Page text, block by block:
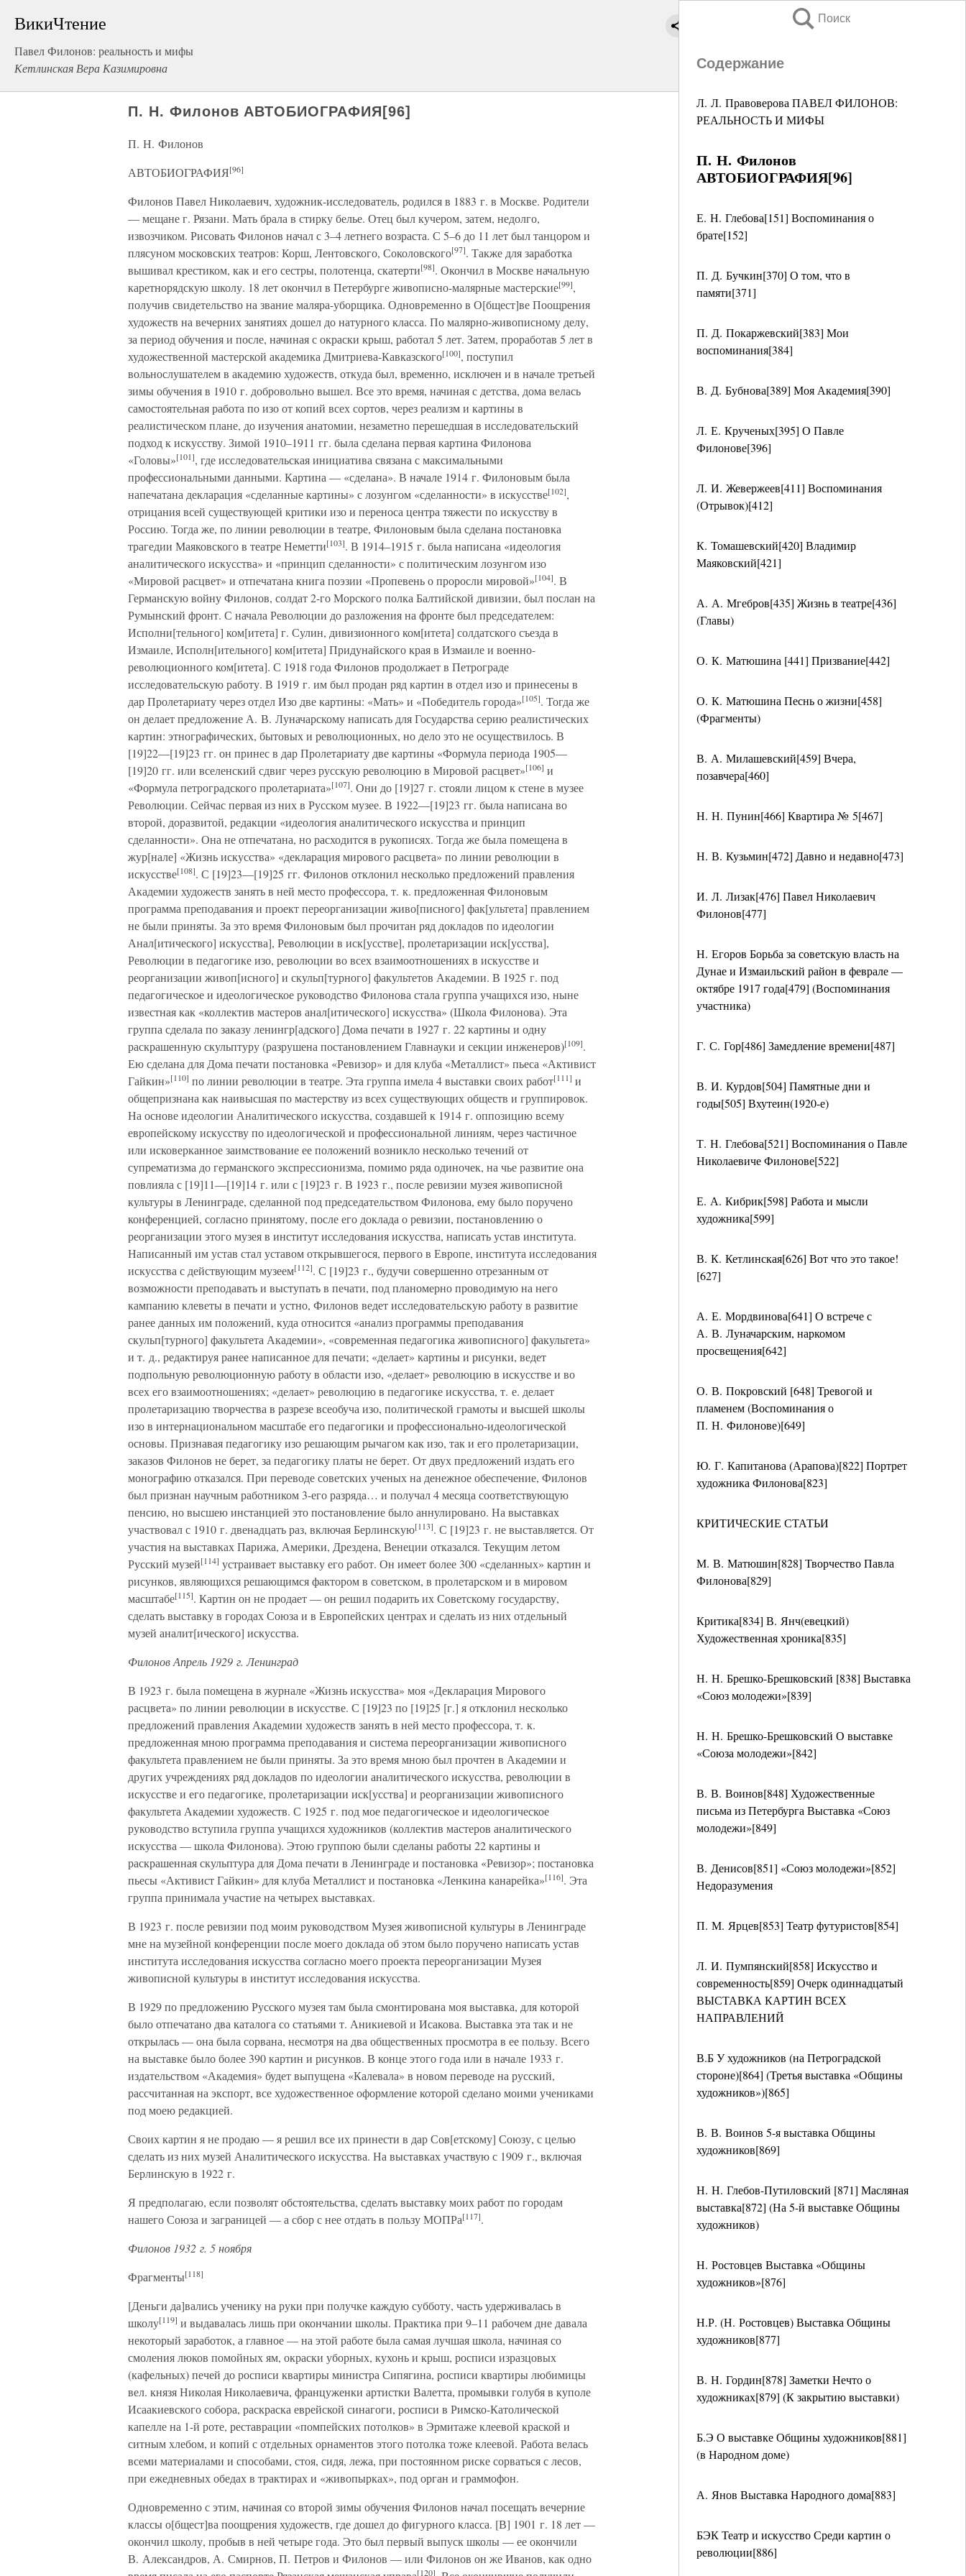
ВикиЧтение
Павел Филонов: реальность и мифы
Кетлинская Вера Казимировна
Поиск
Содержание
Л. Л. Правоверова ПАВЕЛ ФИЛОНОВ:
РЕАЛЬНОСТЬ И МИФЫ
П. Н. Филонов
АВТОБИОГРАФИЯ[96]
Е. Н. Глебова[151] Воспоминания о
брате[152]
П. Д. Бучкин[370] О том, что в
памяти[371]
П. Д. Покаржевский[383] Мои
воспоминания[384]
В. Д. Бубнова[389] Моя Академия[390]
Л. Е. Крученых[395] О Павле
Филонове[396]
Л. И. Жевержеев[411] Воспоминания
(Отрывок)[412]
К. Томашевский[420] Владимир
Маяковский[421]
А. А. Мгебров[435] Жизнь в театре[436]
(Главы)
О. К. Матюшина [441] Призвание[442]
О. К. Матюшина Песнь о жизни[458]
(Фрагменты)
В. А. Милашевский[459] Вчера,
позавчера[460]
Н. Н. Пунин[466] Квартира № 5[467]
Н. В. Кузьмин[472] Давно и недавно[473]
И. Л. Лизак[476] Павел Николаевич
Филонов[477]
Н. Егоров Борьба за советскую власть на
Дунае и Измаильский район в феврале —
октябре 1917 года[479] (Воспоминания
участника)
Г. С. Гор[486] Замедление времени[487]
В. И. Курдов[504] Памятные дни и
годы[505] Вхутеин(1920-е)
Т. Н. Глебова[521] Воспоминания о Павле
Николаевиче Филонове[522]
Е. А. Кибрик[598] Работа и мысли
художника[599]
В. К. Кетлинская[626] Вот что это такое!
[627]
А. Е. Мордвинова[641] О встрече с
А. В. Луначарским, наркомом
просвещения[642]
О. В. Покровский [648] Тревогой и
пламенем (Воспоминания о
П. Н. Филонове)[649]
Ю. Г. Капитанова (Арапова)[822] Портрет
художника Филонова[823]
КРИТИЧЕСКИЕ СТАТЬИ
М. В. Матюшин[828] Творчество Павла
Филонова[829]
Критика[834] В. Янч(евецкий)
Художественная хроника[835]
Н. Н. Брешко-Брешковский [838] Выставка
«Союз молодежи»[839]
Н. Н. Брешко-Брешковский О выставке
«Союза молодежи»[842]
В. В. Воинов[848] Художественные
письма из Петербурга Выставка «Союз
молодежи»[849]
В. Денисов[851] «Союз молодежи»[852]
Недоразумения
П. М. Ярцев[853] Театр футуристов[854]
Л. И. Пумпянский[858] Искусство и
современность[859] Очерк одиннадцатый
ВЫСТАВКА КАРТИН ВСЕХ
НАПРАВЛЕНИЙ
В.Б У художников (на Петроградской
стороне)[864] (Третья выставка «Общины
художников»)[865]
В. В. Воинов 5-я выставка Общины
художников[869]
Н. Н. Глебов-Путиловский [871] Масляная
выставка[872] (На 5-й выставке Общины
художников)
Н. Ростовцев Выставка «Общины
художников»[876]
Н.Р. (Н. Ростовцев) Выставка Общины
художников[877]
В. Н. Гордин[878] Заметки Нечто о
художниках[879] (К закрытию выставки)
Б.Э О выставке Общины художников[881]
(в Народном доме)
А. Янов Выставка Народного дома[883]
БЭК Театр и искусство Среди картин о
революции[886]
П. Н. Филонов АВТОБИОГРАФИЯ[96]
П. Н. Филонов
АВТОБИОГРАФИЯ[96]
Филонов Павел Николаевич, художник-исследователь, родился в 1883 г. в Москве. Родители
— мещане г. Рязани. Мать брала в стирку белье. Отец был кучером, затем, недолго,
извозчиком. Рисовать Филонов начал с 3–4 летнего возраста. С 5–6 до 11 лет был танцором и
плясуном московских театров: Корш, Лентовского, Соколовского[97]. Также для заработка
вышивал крестиком, как и его сестры, полотенца, скатерти[98]. Окончил в Москве начальную
каретнорядскую школу. 18 лет окончил в Петербурге живописно-малярные мастерские[99],
получив свидетельство на звание маляра-уборщика. Одновременно в О[бщест]ве Поощрения
художеств на вечерних занятиях дошел до натурного класса. По малярно-живописному делу,
за период обучения и после, начиная с окраски крыш, работал 5 лет. Затем, проработав 5 лет в
художественной мастерской академика Дмитриева-Кавказского[100], поступил
вольнослушателем в академию художеств, откуда был, временно, исключен и в начале третьей
зимы обучения в 1910 г. добровольно вышел. Все это время, начиная с детства, дома велась
самостоятельная работа по изо от копий всех сортов, через реализм и картины в
реалистическом плане, до изучения анатомии, незаметно перешедшая в исследовательский
подход к искусству. Зимой 1910–1911 гг. была сделана первая картина Филонова
«Головы»[101], где исследовательская инициатива связана с максимальными
профессиональными данными. Картина — «сделана». В начале 1914 г. Филоновым была
напечатана декларация «сделанные картины» с лозунгом «сделанности» в искусстве[102],
отрицания всей существующей критики изо и переноса центра тяжести по искусству в
Россию. Тогда же, по линии революции в театре, Филоновым была сделана постановка
трагедии Маяковского в театре Неметти[103]. В 1914–1915 г. была написана «идеология
аналитического искусства» и «принцип сделанности» с политическим лозунгом изо
«Мировой расцвет» и отпечатана книга поэзии «Пропевень о проросли мировой»[104]. В
Германскую войну Филонов, солдат 2-го Морского полка Балтийской дивизии, был послан на
Румынский фронт. С начала Революции до разложения на фронте был председателем:
Исполни[тельного] ком[итета] г. Сулин, дивизионного ком[итета] солдатского съезда в
Измаиле, Исполн[ительного] ком[итета] Придунайского края в Измаиле и военно-
революционного ком[итета]. С 1918 года Филонов продолжает в Петрограде
исследовательскую работу. В 1919 г. им был продан ряд картин в отдел изо и принесены в
дар Пролетариату через отдел Изо две картины: «Мать» и «Победитель города»[105]. Тогда же
он делает предложение А. В. Луначарскому написать для Государства серию реалистических
картин: этнографических, бытовых и революционных, но дело это не осуществилось. В
[19]22—[19]23 гг. он принес в дар Пролетариату две картины «Формула периода 1905—
[19]20 гг. или вселенский сдвиг через русскую революцию в Мировой расцвет»[106] и
«Формула петроградского пролетариата»[107]. Они до [19]27 г. стояли лицом к стене в музее
Революции. Сейчас первая из них в Русском музее. В 1922—[19]23 гг. была написана во
второй, доразвитой, редакции «идеология аналитического искусства и принцип
сделанности». Она не отпечатана, но расходится в рукописях. Тогда же была помещена в
жур[нале] «Жизнь искусства» «декларация мирового расцвета» по линии революции в
искусстве[108]. С [19]23—[19]25 гг. Филонов отклонил несколько предложений правления
Академии художеств занять в ней место профессора, т. к. предложенная Филоновым
программа преподавания и проект переорганизации живо[писного] фак[ультета] правлением
не были приняты. За это время Филоновым был прочитан ряд докладов по идеологии
Анал[итического] искусства], Революции в иск[усстве], пролетаризации иск[усства],
Революции в педагогике изо, революции во всех взаимоотношениях в искусстве и
реорганизации живоп[исного] и скульп[турного] факультетов Академии. В 1925 г. под
педагогическое и идеологическое руководство Филонова стала группа учащихся изо, ныне
известная как «коллектив мастеров анал[итического] искусства» (Школа Филонова). Эта
группа сделала по заказу ленингр[адского] Дома печати в 1927 г. 22 картины и одну
раскрашенную скульптуру (разрушена постановлением Главнауки и секции инженеров)[109].
Ею сделана для Дома печати постановка «Ревизор» и для клуба «Металлист» пьеса «Активист
Гайкин»[110] по линии революции в театре. Эта группа имела 4 выставки своих работ[111] и
общепризнана как наивысшая по мастерству из всех существующих обществ и группировок.
На основе идеологии Аналитического искусства, создавшей к 1914 г. оппозицию всему
европейскому искусству по идеологической и профессиональной линиям, через частичное
или исковерканное заимствование ее положений возникло несколько течений от
супрематизма до германского экспрессионизма, помимо ряда одиночек, на чье развитие она
повлияла с [19]11—[19]14 г. или с [19]23 г. В 1923 г., после ревизии музея живописной
культуры в Ленинграде, сделанной под председательством Филонова, ему было поручено
конференцией, согласно принятому, после его доклада о ревизии, постановлению о
реорганизации этого музея в институт исследования искусства, написать устав института.
Написанный им устав стал уставом открывшегося, первого в Европе, института исследования
искусства с действующим музеем[112]. С [19]23 г., будучи совершенно отрезанным от
возможности преподавать и выступать в печати, под планомерно проводимую на него
кампанию клеветы в печати и устно, Филонов ведет исследовательскую работу в развитие
ранее данных им положений, куда относится «анализ программы преподавания
скульп[турного] факультета Академии», «современная педагогика живописного] факультета»
и т. д., редактируя ранее написанное для печати; «делает» картины и рисунки, ведет
подпольную революционную работу в области изо, «делает» революцию в искусстве и во
всех его взаимоотношениях; «делает» революцию в педагогике искусства, т. е. делает
пролетаризацию творчества в разрезе всеобуча изо, политической грамоты и высшей школы
изо в интернациональном масштабе его педагогики и профессионально-идеологической
основы. Признавая педагогику изо решающим рычагом как изо, так и его пролетаризации,
заказов Филонов не берет, за педагогику платы не берет. От двух предложений издать его
монографию отказался. При переводе советских ученых на денежное обеспечение, Филонов
был признан научным работником 3-его разряда… и получал 4 месяца соответствующую
пенсию, но высшею инстанцией это постановление было аннулировано. На выставках
участвовал с 1910 г. двенадцать раз, включая Берлинскую[113]. С [19]23 г. не выставляется. От
участия на выставках Парижа, Америки, Дрездена, Венеции отказался. Текущим летом
Русский музей[114] устраивает выставку его работ. Он имеет более 300 «сделанных» картин и
рисунков, являющихся решающимся фактором в советском, в пролетарском и в мировом
масштабе[115]. Картин он не продает — он решил подарить их Советскому государству,
сделать выставку в городах Союза и в Европейских центрах и сделать из них отдельный
музей аналит[ического] искусства.
Филонов Апрель 1929 г. Ленинград
В 1923 г. была помещена в журнале «Жизнь искусства» моя «Декларация Мирового
расцвета» по линии революции в искусстве. С [19]23 по [19]25 [г.] я отклонил несколько
предложений правления Академии художеств занять в ней место профессора, т. к.
предложенная мною программа преподавания и система переорганизации живописного
факультета правлением не были приняты. За это время мною был прочтен в Академии и
других учреждениях ряд докладов по идеологии аналитического искусства, революции в
искусстве и его педагогике, пролетаризации иск[усства] и реорганизации живописного
факультета Академии художеств. С 1925 г. под мое педагогическое и идеологическое
руководство вступила группа учащихся художников (коллектив мастеров аналитического
искусства — школа Филонова). Этою группою были сделаны работы 22 картины и
раскрашенная скульптура для Дома печати в Ленинграде и постановка «Ревизор»; постановка
пьесы «Активист Гайкин» для клуба Металлист и постановка «Ленкина канарейка»[116]. Эта
группа принимала участие на четырех выставках.
В 1923 г. после ревизии под моим руководством Музея живописной культуры в Ленинграде
мне на музейной конференции после моего доклада об этом было поручено написать устав
института исследования искусства согласно моего проекта переорганизации Музея
живописной культуры в институт исследования искусства.
В 1929 по предложению Русского музея там была смонтирована моя выставка, для которой
было отпечатано два каталога со статьями т. Аникиевой и Исакова. Выставка эта так и не
открылась — она была сорвана, несмотря на два общественных просмотра в ее пользу. Всего
на выставке было более 390 картин и рисунков. В конце этого года или в начале 1933 г.
издательством «Академия» будет выпущена «Калевала» в новом переводе на русский,
рассчитанная на экспорт, все художественное оформление которой сделано моими учениками
под моею редакцией.
Своих картин я не продаю — я решил все их принести в дар Сов[етскому] Союзу, с целью
сделать из них музей Аналитического искусства. На выставках участвую с 1909 г., включая
Берлинскую в 1922 г.
Я предполагаю, если позволят обстоятельства, сделать выставку моих работ по городам
нашего Союза и заграницей — а сбор с нее отдать в пользу МОПРа[117].
Филонов 1932 г. 5 ноября
Фрагменты[118]
[Деньги да]вались ученику на руки при получке каждую субботу, часть удерживалась в
школу[119] и выдавалась лишь при окончании школы. Практика при 9–11 рабочем дне давала
некоторый заработок, а главное — на этой работе была самая лучшая школа, начиная со
смоления люков помойных ям, окраски уборных, кухонь и крыш, росписи изразцовых
(кафельных) печей до росписи квартиры министра Сипягина, росписи квартиры любимицы
вел. князя Николая Николаевича, француженки артистки Валетта, промывки голубя в куполе
Исаакиевского собора, раскраска еврейской синагоги, росписи в Римско-Католической
капелле на 1-й роте, реставрации «помпейских потолков» в Эрмитаже клеевой краской и
ситным хлебом, и копий с отдельных орнаментов этого потолка тоже клеевой. Работа велась
всеми материалами и способами, стоя, сидя, лежа, при постоянном риске сорваться с лесов,
при ежедневных обедах в трактирах и «живопырках», под орган и граммофон.
Одновременно с этим, начиная со второй зимы обучения Филонов начал посещать вечерние
классы о[бщест]ва поощрения художеств, где дошел до фигурного класса. [В] 1901 г. 18 лет —
окончил школу, пробыв в ней четыре года. Это был первый выпуск школы — ее окончили
В. Александров, А. Смирнов, П. Петров и Филонов — или Филонов он же Иванов, как одно
[120]